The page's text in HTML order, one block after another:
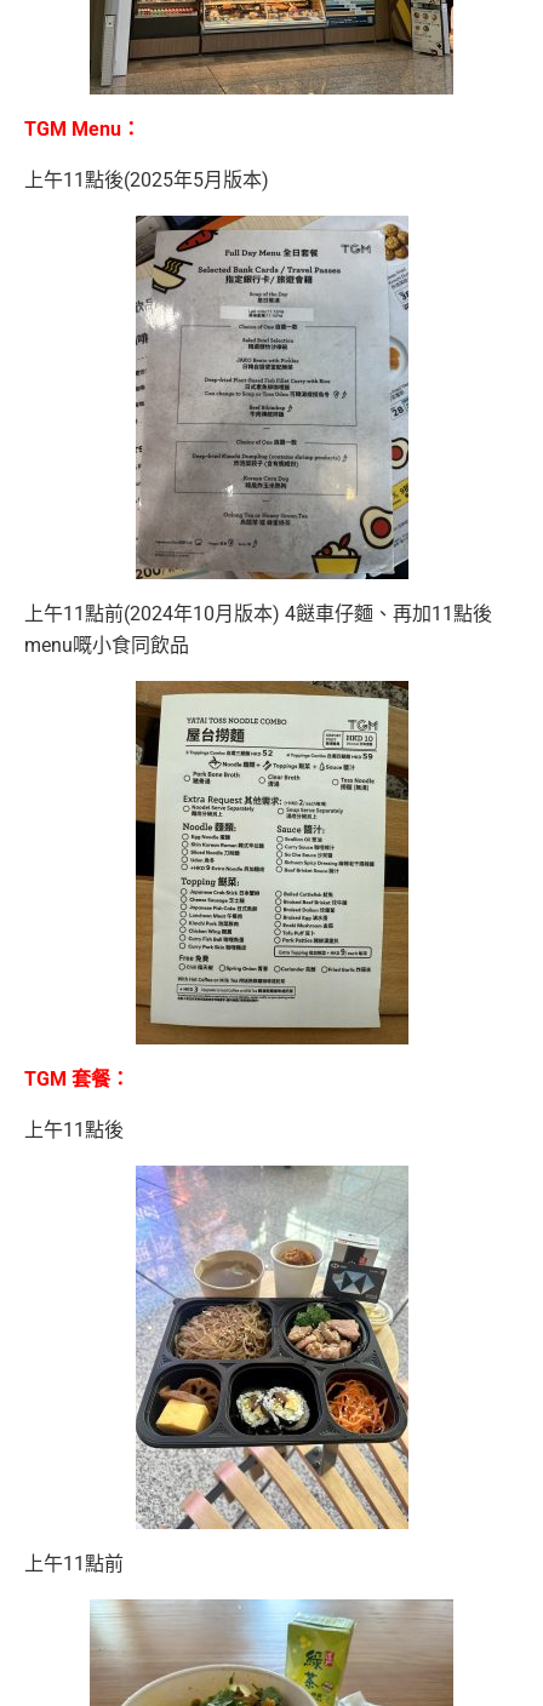
TGM Menu：
上午11點後(2025年5月版本)
上午11點前(2024年10月版本) 4餸車仔麵、再加11點後
menu嘅小食同飲品
TGM 套餐：
上午11點後
上午11點前